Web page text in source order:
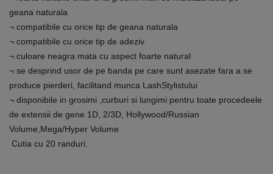
geana naturala
¬ compatibile cu orice tip de geana naturala
¬ compatibile cu orice tip de adeziv
¬ culoare neagra mata cu aspect foarte natural
¬ se desprind usor de pe banda pe care sunt asezate fara a se
produce pierderi, facilitand munca LashStylistului
¬ disponibile in grosimi ,curburi si lungimi pentru toate procedeele
de extensii de gene 1D, 2/3D, Hollywood/Russian
Volume,Mega/Hyper Volume
Cutia cu 20 randuri.